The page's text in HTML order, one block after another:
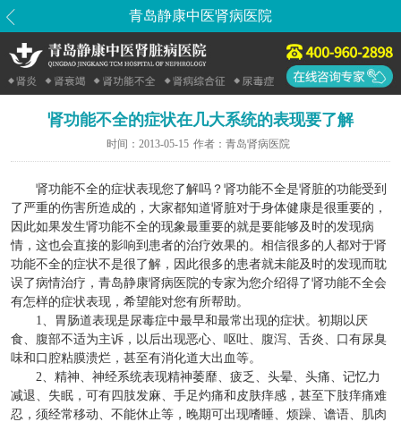
青岛静康中医肾病医院
肾功能不全的症状在几大系统的表现要了解
时间： 2013-05-15 作者： 青岛肾病医院
肾功能不全的症状表现您了解吗？肾功能不全是肾脏的功能受到
了严重的伤害所造成的，大家都知道肾脏对于身体健康是很重要的，
因此如果发生肾功能不全的现象最重要的就是要能够及时的发现病
情，这也会直接的影响到患者的治疗效果的。相信很多的人都对于肾
功能不全的症状不是很了解，因此很多的患者就未能及时的发现而耽
误了病情治疗，青岛静康肾病医院的专家为您介绍得了肾功能不全会
有怎样的症状表现，希望能对您有所帮助。
1、胃肠道表现是尿毒症中最早和最常出现的症状。初期以厌
食、腹部不适为主诉，以后出现恶心、呕吐、腹泻、舌炎、口有尿臭
味和口腔粘膜溃烂，甚至有消化道大出血等。
2、精神、神经系统表现精神萎靡、疲乏、头晕、头痛、记忆力
减退、失眠，可有四肢发麻、手足灼痛和皮肤痒感，甚至下肢痒痛难
忍，须经常移动、不能休止等，晚期可出现嗜睡、烦躁、谵语、肌肉